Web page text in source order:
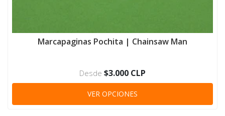
Marcapaginas Pochita | Chainsaw Man
Desde $3.000 CLP
VER OPCIONES